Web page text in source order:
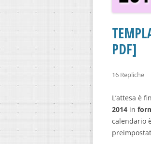
PDF]
16 Repliche
L’attesa è
2014 in
calendario